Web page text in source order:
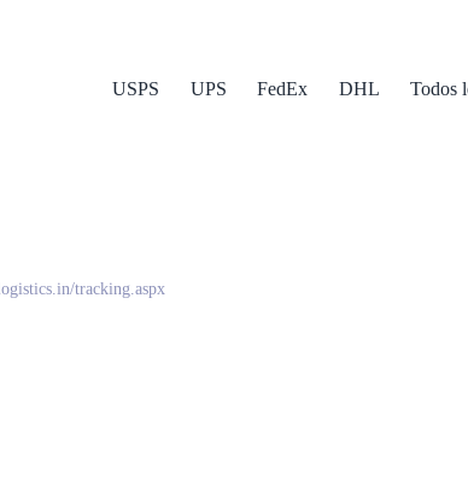
USPS UPS FedEx DHL Todos
tracking.aspx